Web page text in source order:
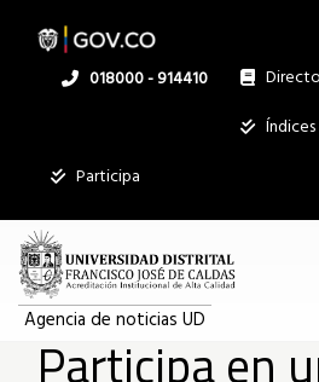
Participa
en
un
espacio
de
contenido
Linea
018000 - 914410
Participa
Agencia de noticias UD
Participa en